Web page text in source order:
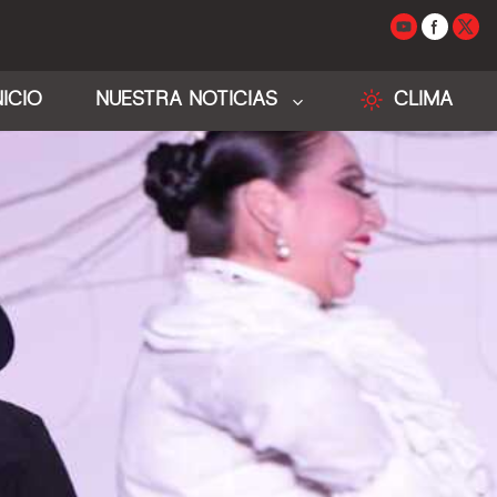
NUESTRA NOTICIAS CLIMA